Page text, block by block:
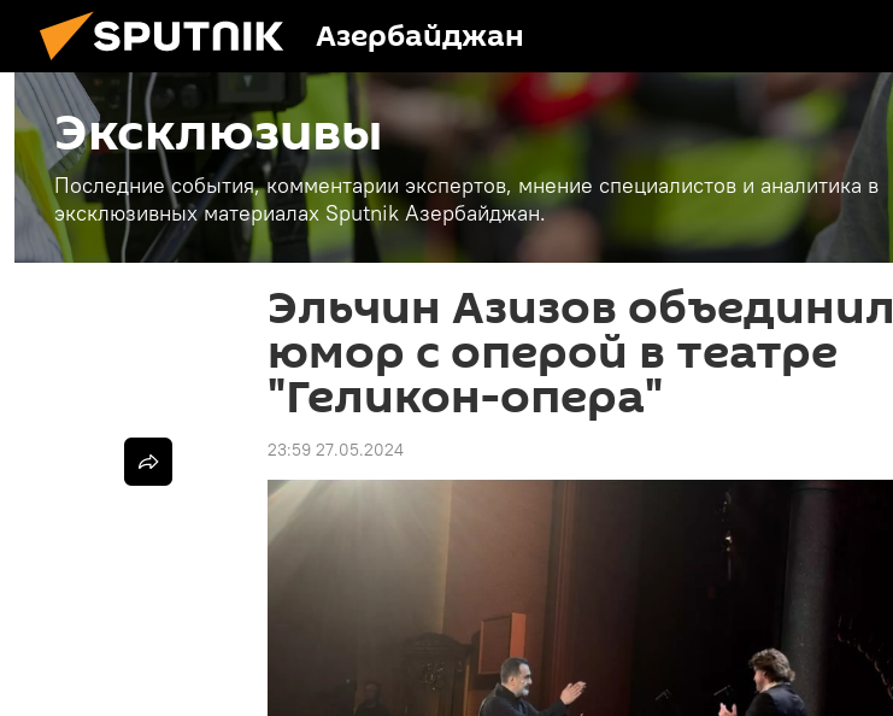
Азербайджан
Эксклюзивы
Последние события, комментарии экспертов, мнение специалистов и аналитика в
эксклюзивных материалах Sputnik Азербайджан.
Эльчин Азизов объединил
юмор с оперой в театре
"Геликон-опера"
23:59 27.05.2024